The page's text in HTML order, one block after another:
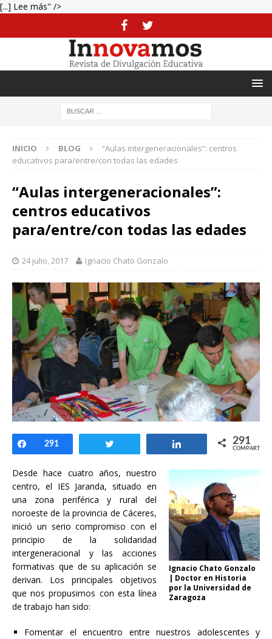
[...] Lee más" />
INICIO BLOG
“Aulas intergeneracionales”: centros
educativos para/entre/con todas las edades
“Aulas intergeneracionales”:
centros educativos
para/entre/con todas las edades
24 julio, 2017 Ignacio Chato Gonzalo
Compartir
291 Compartir 291
COMPARTIR
Ignacio Chato Gonzalo
| Doctor en Historia
por la Universidad de
Zaragoza
Desde hace cuatro años, nuestro
centro, el IES Jaranda, situado en
una zona periférica y rural del
noroeste de la provincia de Cáceres,
inició un serio compromiso con el
principio de la solidaridad
intergeneracional y las acciones
formativas que de su aplicación se
derivan. Los principales objetivos
que nos propusimos con esta línea
de trabajo han sido:
Fomentar el encuentro entre nuestros adolescentes y